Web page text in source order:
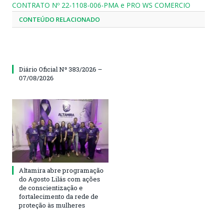
CONTRATO Nº 22-1108-006-PMA e PRO WS COMERCIO
CONTEÚDO RELACIONADO
Diário Oficial Nº 383/2026 –
07/08/2026
Altamira abre programação
do Agosto Lilás com ações
de conscientização e
fortalecimento da rede de
proteção às mulheres